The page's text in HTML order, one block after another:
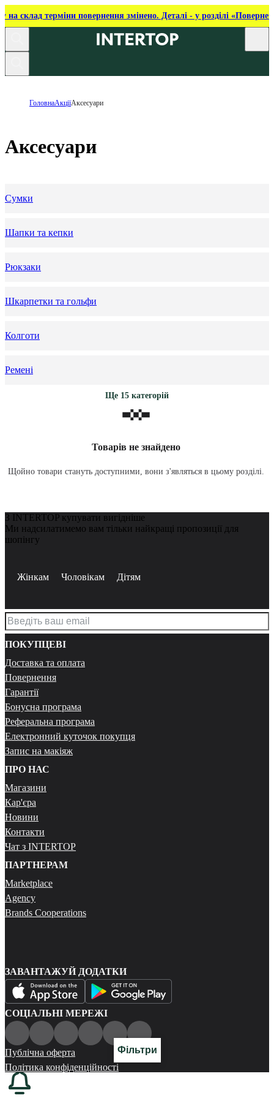
на склад терміни повернення змінено. Деталі - у розділі
ГоловнаАкціїАксесуари
Аксесуари
Сумки
Шапки та кепки
Рюкзаки
Шкарпетки та гольфи
Колготи
Ремені
Ще 15 категорій
Товарів не знайдено
Щойно товари стануть доступними, вони з'являться в цьому розділі.
Фільтри
З INTERTOP купувати вигідніше
Ми надсилатимемо вам тільки найкращі пропозиції для
шопінгу
Жінкам Чоловікам Дітям
ПОКУПЦЕВІ
Доставка та оплата
Повернення
Гарантії
Бонусна програма
Реферальна програма
Електронний куточок покупця
Запис на макіяж
ПРО НАС
Магазини
Кар'єра
Новини
Контакти
Чат з INTERTOP
ПАРТНЕРАМ
Marketplace
Agency
Brands Cooperations
ЗАВАНТАЖУЙ ДОДАТКИ
СОЦІАЛЬНІ МЕРЕЖІ
Публічна оферта
Політика конфіденційності
Карта сайту
© 2026 Всі права захищені